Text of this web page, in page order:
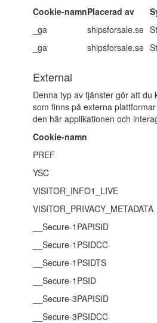
Cookie-namnPlacerad av
_ga
shipsforsale.se
_ga
shipsforsale.se
External
Denna typ av tjänster gör att du
som finns på externa
den här applikationen och
Cookie-namn
PREF
YSC
VISITOR_INFO1_LIVE
VISITOR_PRIVACY_METADATA
__Secure-1PAPISID
__Secure-1PSIDCC
__Secure-1PSIDTS
__Secure-1PSID
__Secure-3PAPISID
__Secure-3PSIDCC